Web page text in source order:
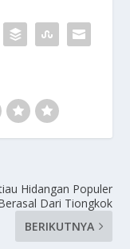
Hidangan Populer
Dari Tiongkok
BERIKUTNYA